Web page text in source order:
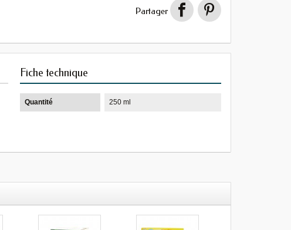
Partager
Fiche technique
Quantité 250 ml